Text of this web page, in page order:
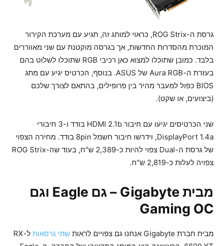
גרסת ה-ROG Strix, כראוי למותג זה, תגיע עם מערכת הקירור
המוכרת מהסדרות החדשות, אך בגרסה מוקטנת עם שני מאווררים
בלבד. כמובן שתוכלו למצוא כאן רכיבי RGB שתוכלו לשלוט בהם
בעזרת ה-Aura RGB של ASUS. בנוסף, הכרטיס יגיע עם מתג
BIOS כפול למעבר מהיר בין פרופילים, בהתאם לצורך שלכם
(ביצועים, או שקט).
שני הכרטיסים יגיעו עם חיבור HDMI 2.1b בודד ו-3 חיבורי
DisplayPort 1.4a, וידרשו חיבור חשמל 8pin בודד. מחירה הצפוי
של גרסת ה-Dual צפוי להיות כ-2,389 ש"ח, בעוד שה-ROG Strix
צפויה לעלות כ-2,819 ש"ח.
מבית Gigabyte – גם Eagle וגם
Gaming OC
מבית חברת Gigabyte אנחנו גם צפויים לראות שתי גרסאות
ל-RX